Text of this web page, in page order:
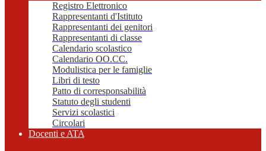
Registro Elettronico
Rappresentanti d'Istituto
Rappresentanti dei genitori
Rappresentanti di classe
Calendario scolastico
Calendario OO.CC.
Modulistica per le famiglie
Libri di testo
Patto di corresponsabilità
Statuto degli studenti
Servizi scolastici
Circolari
Docenti e ATA